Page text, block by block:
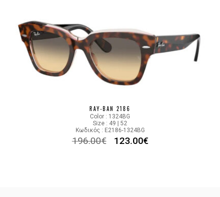
RAY-BAN 2186
Color : 1324BG
Size : 49 | 52
Κωδικός : E2186-1324BG
196.00€ 123.00€